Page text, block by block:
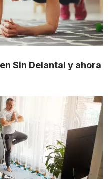
Sin Delantal y ahora